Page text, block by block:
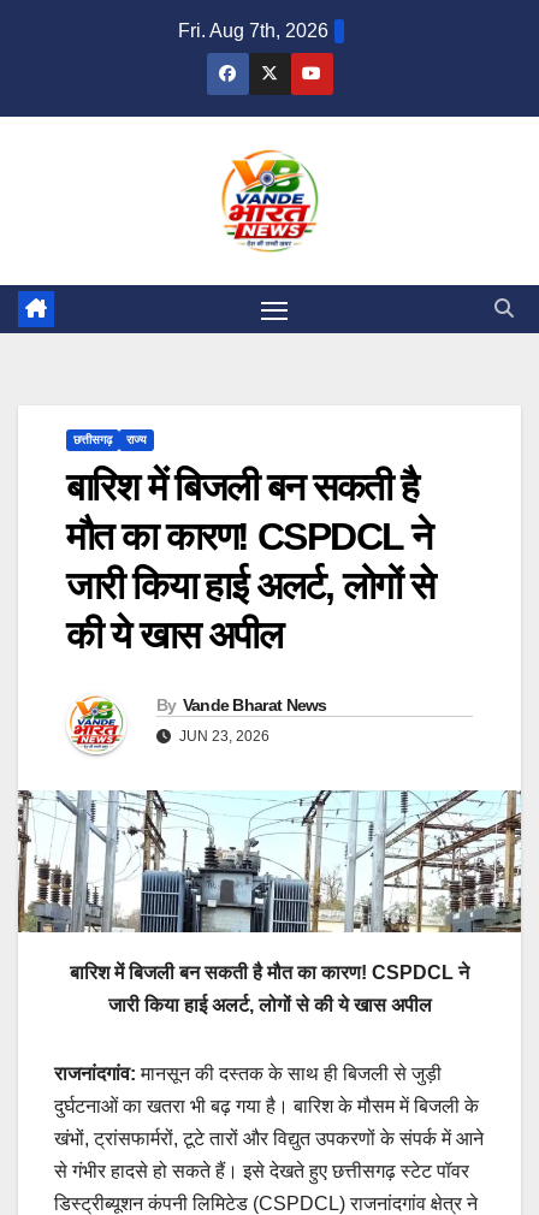
Fri. Aug 7th, 2026
छत्तीसगढ़ राज्य
बारिश में बिजली बन सकती है
मौत का कारण! CSPDCL ने
जारी किया हाई अलर्ट, लोगों से
की ये खास अपील
By Vande Bharat News
JUN 23, 2026
बारिश में बिजली बन सकती है मौत का कारण! CSPDCL ने
जारी किया हाई अलर्ट, लोगों से की ये खास अपील
राजनांदगांव: मानसून की दस्तक के साथ ही बिजली से जुड़ी
दुर्घटनाओं का खतरा भी बढ़ गया है। बारिश के मौसम में बिजली के
खंभों, ट्रांसफार्मरों, टूटे तारों और विद्युत उपकरणों के संपर्क में आने
से गंभीर हादसे हो सकते हैं। इसे देखते हुए छत्तीसगढ़ स्टेट पॉवर
डिस्ट्रीब्यूशन कंपनी लिमिटेड (CSPDCL) राजनांदगांव क्षेत्र ने